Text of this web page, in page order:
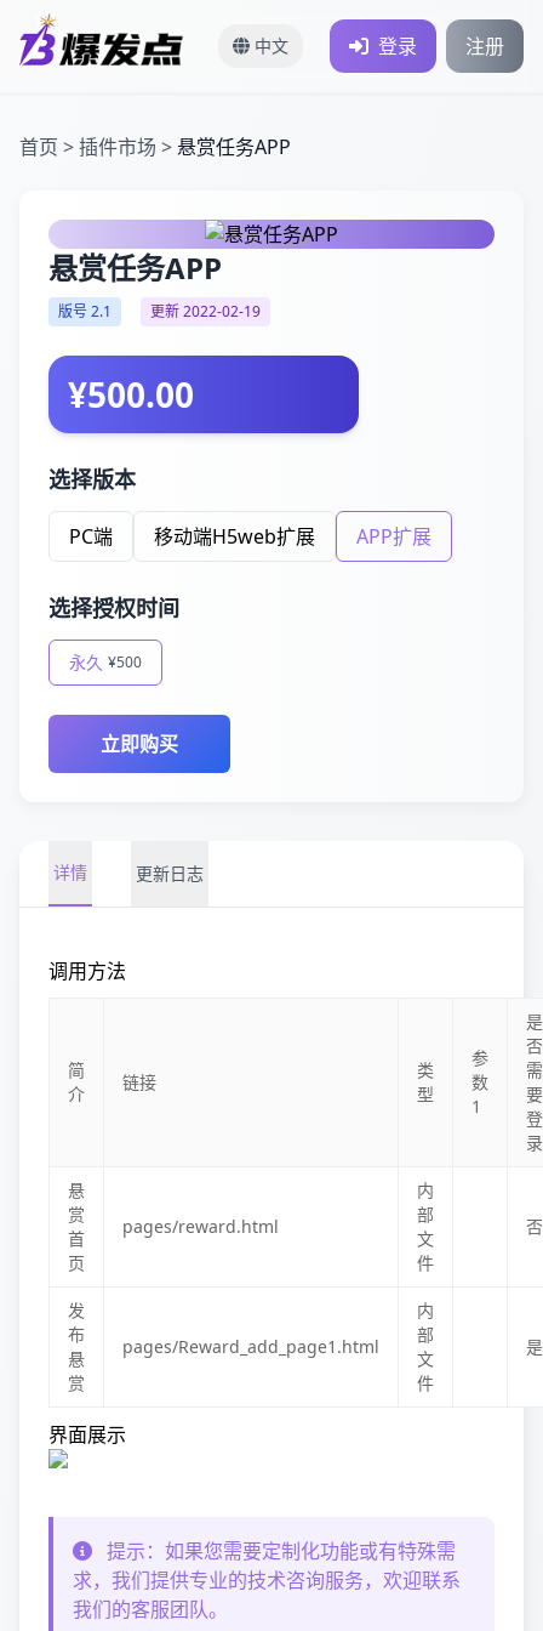
中文 登录 注册
首页 >插件市场 > 悬赏任务APP
悬赏任务APP
版号 2.1 更新 2022-02-19
¥500.00
选择版本
PC端 移动端H5web扩展 APP扩展
选择授权时间
永久 ¥500
立即购买
详情 更新日志
调用方法
简
介
链接
类
型
参
数
1
是
否
需
要
登
录
悬
赏
首
页
pages/reward.html
内
部
文
件
否
发
布
悬
赏
pages/Reward_add_page1.html
内
部
文
件
是
界面展示
提示：如果您需要定制化功能或有特殊需
求，我们提供专业的技术咨询服务，欢迎联系
我们的客服团队。